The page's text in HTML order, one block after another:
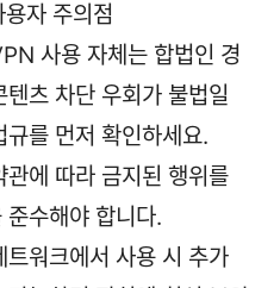
자 주의점
사용 자체는 합법인 경
츠 차단 우회가 불법일
를 먼저 확인하세요.
에 따라 금지된 행위를
수해야 합니다.
워크에서 사용 시 추가